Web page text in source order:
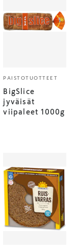
PAISTOTUOTTEET
BigSlice
jyväisät
viipaleet 1000g